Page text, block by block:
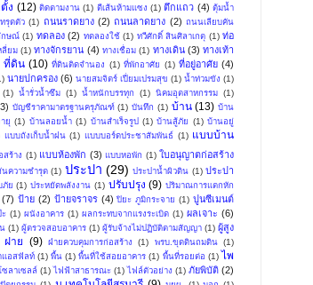
ง (12) ติดตามงาน (1) ตีเส้นห้ามแซง (1) ตึกแถว (4) ตุ้มน้ำ
รุดตัว (1) ถนนราดยาง (2) ถนนลาดยาง (2) ถนนเลียบคัน
กษณ์ (1) ทดลอง (2) ทดลองใช้ (1) ทวีศักดิ์ สินศิลาเกตุ (1) ท่อ
ลี่ยม (1) ทางจักรยาน (4) ทางเชื่อม (1) ทางเดิน (3) ทางเท้า
ที่ดิน (10) ที่ดินติดจำนอง (1) ที่พักอาศัย (1) ที่อยู่อาศัย (4)
นายปกครอง (6) นายสมจิตร์ เปี่ยมเปรมสุข (1) น้ำท่วมขัง (1)
(1) น้ำรั่วน้ำซึม (1) น้ำหนักบรรทุก (1) นิคมอุตสาหกรรม (1)
บัญชีราคามาตรฐานครุภัณฑ์ (1) บันทึก (1) บ้าน (13) บ้าน
ยุ (1) บ้านลอยน้ำ (1) บ้านสำเร็จรูป (1) บ้านสู้ภัย (1) บ้านอยู่
แบบถังเก็บน้ำฝน (1) แบบบอร์ดประชาสัมพันธ์ (1) แบบบ้าน
สร้าง (1) แบบห้องพัก (3) แบบหอพัก (1) ใบอนุญาตก่อสร้าง
นความชำรุด (1) ประปา (29) ประปาน้ำผิวดิน (1) ประปา
ภัย (1) ประหยัดพลังงาน (1) ปรับปรุง (9) ปริมาณการแตกหัก
(7) ป้าย (2) ป้ายจราจร (4) ปิยะ ภูมิกระจาย (1) ปูนซีเมนต์
ะ (1) ผนังอาคาร (1) ผลกระทบจากแรงระเบิด (1) ผลเจาะ (6)
(1) ผู้ตรวจสอบอาคาร (1) ผู้รับจ้างไม่ปฏิบัติตามสัญญา (1) ผู้สูง
ฝาย (9) ฝ่ายควบคุมการก่อสร้าง (1) พรบ.ขุดดินถมดิน (1)
แอสฟัลท์ (1) พื้น (1) พื้นที่ใช้สอยอาคาร (1) พื้นที่รอยต่อ (1) ไพ
ลาเซลล์ (1) ไฟฟ้าสาธารณะ (1) ไฟล์ตัวอย่าง (1) ภัยพิบัติ (2)